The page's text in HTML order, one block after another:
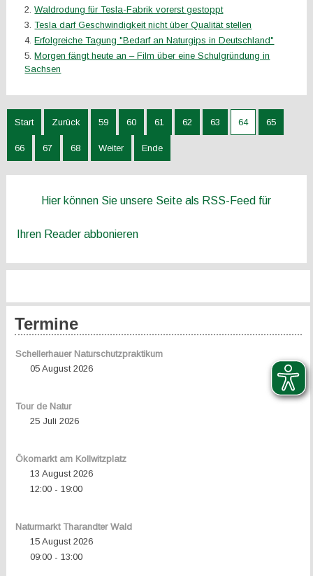
Waldrodung für Tesla-Fabrik vorerst gestoppt
Tesla darf Geschwindigkeit nicht über Qualität stellen
Erfolgreiche Tagung "Bedarf an Naturgips in Deutschland"
Morgen fängt heute an – Film über eine Schulgründung in
Sachsen
Start Zurück 59 60 61 62 63 64 65
66 67 68 Weiter Ende
Hier können Sie unsere Seite als RSS-Feed für
Ihren Reader abbonieren
Termine
Schellerhauer Naturschutzpraktikum
05 August 2026
Tour de Natur
25 Juli 2026
Ökomarkt am Kollwitzplatz
13 August 2026
12:00- 19:00
Naturmarkt Tharandter Wald
15 August 2026
09:00- 13:00